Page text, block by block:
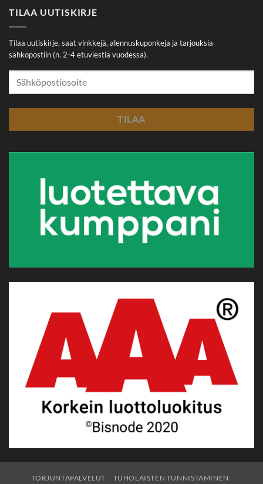
TILAA UUTISKIRJE
Tilaa uutiskirje, saat vinkkejä, alennuskuponkeja ja tarjouksia
sähköpostiin (n. 2-4 etuviestiä vuodessa).
TORJUNTAPALVELUT
TUHOLAISTEN TUNNISTAMINEN